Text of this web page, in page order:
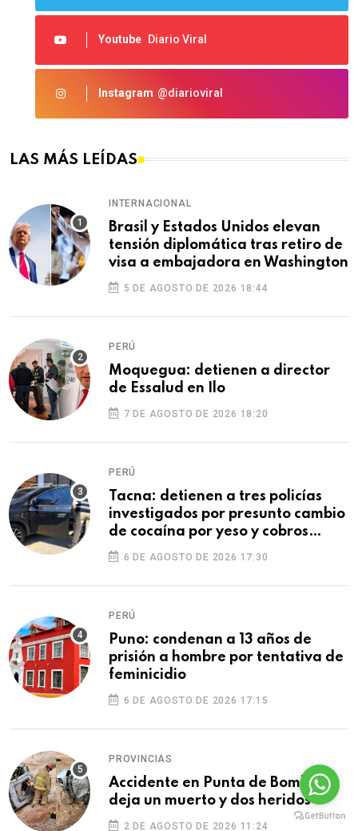
Youtube Diario Viral
Instagram @diarioviral
LAS MÁS LEÍDAS
INTERNACIONAL
Brasil y Estados Unidos elevan
tensión diplomática tras retiro de
visa a embajadora en Washington
5 DE AGOSTO DE 2026 18:44
PERÚ
Moquegua: detienen a director
de Essalud en Ilo
7 DE AGOSTO DE 2026 18:20
PERÚ
Tacna: detienen a tres policías
investigados por presunto cambio
de cocaína por yeso y cobros
ilegales
6 DE AGOSTO DE 2026 17:30
PERÚ
Puno: condenan a 13 años de
prisión a hombre por tentativa de
feminicidio
6 DE AGOSTO DE 2026 17:15
PROVINCIAS
Accidente en Punta de Bombón
deja un muerto y dos heridos
2 DE AGOSTO DE 2026 11:24